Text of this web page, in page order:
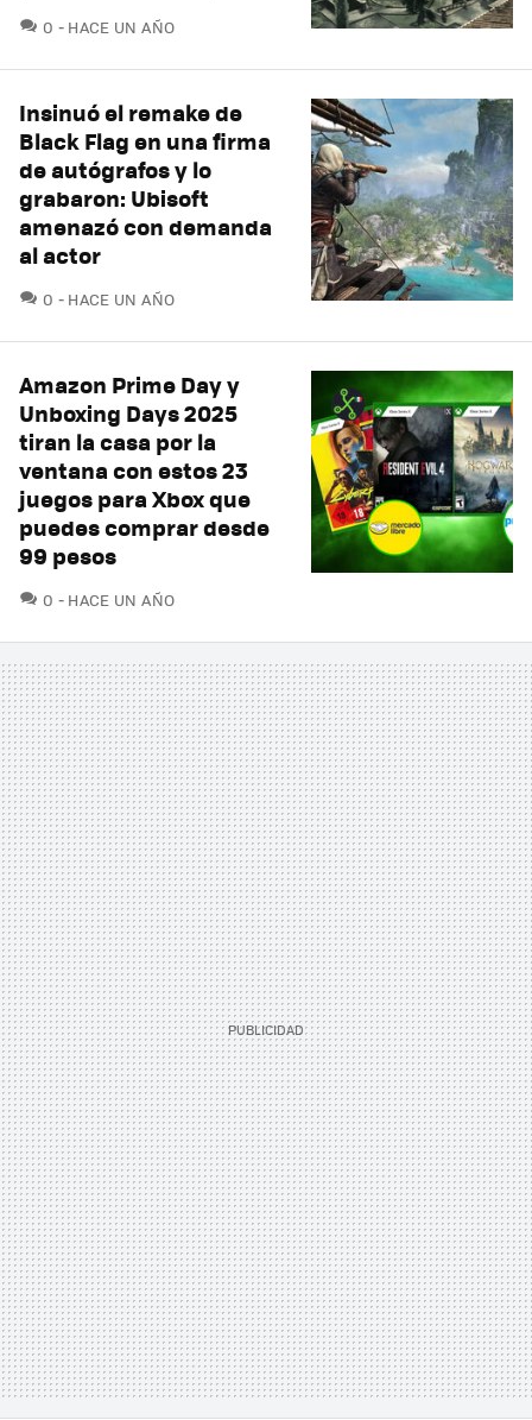
0 COMENTARIOS
HACE UN AÑO
Insinuó el remake de
Black Flag en una firma
de autógrafos y lo
grabaron: Ubisoft
amenazó con demanda
al actor
0 COMENTARIOS
HACE UN AÑO
Amazon Prime Day y
Unboxing Days 2025
tiran la casa por la
ventana con estos 23
juegos para Xbox que
puedes comprar desde
99 pesos
0 COMENTARIOS
HACE UN AÑO